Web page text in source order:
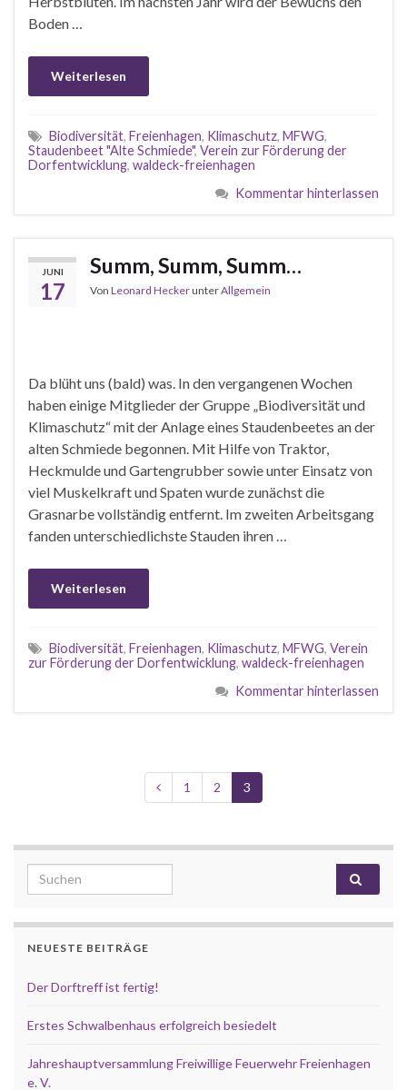
Boden …
Weiterlesen
Biodiversität, Freienhagen, Klimaschutz, MFWG,
Staudenbeet "Alte Schmiede", Verein zur Förderung der
Dorfentwicklung, waldeck-freienhagen
Kommentar hinterlassen
JUNI
17
Summ, Summ, Summ…
Von Leonard HeckerunterAllgemein
Da blüht uns (bald) was. In den vergangenen Wochen
haben einige Mitglieder der Gruppe „Biodiversität und
Klimaschutz“ mit der Anlage eines Staudenbeetes an der
alten Schmiede begonnen. Mit Hilfe von Traktor,
Heckmulde und Gartengrubber sowie unter Einsatz von
viel Muskelkraft und Spaten wurde zunächst die
Grasnarbe vollständig entfernt. Im zweiten Arbeitsgang
fanden unterschiedlichste Stauden ihren …
Weiterlesen
Biodiversität, Freienhagen, Klimaschutz, MFWG, Verein
zur Förderung der Dorfentwicklung, waldeck-freienhagen
Kommentar hinterlassen
1 2 3
Search for:
NEUESTE BEITRÄGE
Der Dorftreff ist fertig!
Erstes Schwalbenhaus erfolgreich besiedelt
Jahreshauptversammlung Freiwillige Feuerwehr Freienhagen
e. V.